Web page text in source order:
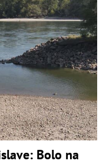
Bolo na